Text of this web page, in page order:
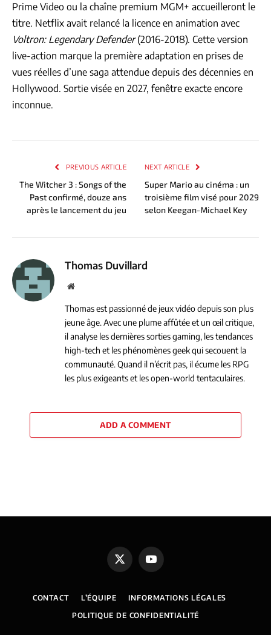
Prime Video ou la chaîne premium MGM+ accueilleront le
titre. Netflix avait relancé la licence en animation avec
Voltron: Legendary Defender(2016-2018). Cette version
live-action marque la première adaptation en prises de
vues réelles d’une saga attendue depuis des décennies en
Hollywood. Sortie visée en 2027, fenêtre exacte encore
inconnue.
PREVIOUS ARTICLE
The Witcher 3 : Songs of the
Past confirmé, douze ans
après le lancement du jeu
NEXT ARTICLE
Super Mario au cinéma : un
troisième film visé pour 2029
selon Keegan-Michael Key
Thomas Duvillard
Website
Thomas est passionné de jeux vidéo depuis son plus
jeune âge. Avec une plume affûtée et un œil critique,
il analyse les dernières sorties gaming, les tendances
high-tech et les phénomènes geek qui secouent la
communauté. Quand il n’écrit pas, il écume les RPG
les plus exigeants et les open-world tentaculaires.
ADD A COMMENT
X
YouTube
CONTACT L’ÉQUIPE
INFORMATIONS LÉGALES
POLITIQUE DE CONFIDENTIALITÉ